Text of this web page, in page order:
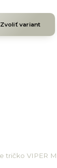
Zvoliť variant